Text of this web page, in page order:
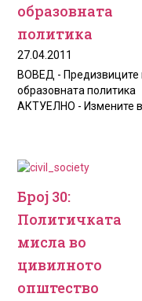
образовната
политика
27.04.2011
ВОВЕД - Предизвиците
образовната политика
АКТУЕЛНО - Измените
Број 30:
Политичката
мисла во
цивилното
општество